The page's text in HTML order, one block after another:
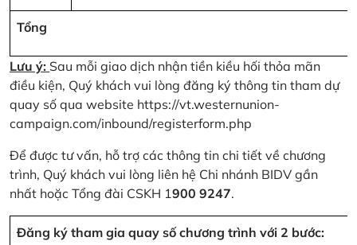
Tổng
Lưu ý: Sau mỗi giao dịch nhận tiền kiều hối thỏa mãn
điều kiện, Quý khách vui lòng đăng ký thông tin tham dự
quay số qua website https://vt.westernunion-
campaign.com/inbound/registerform.php
Để được tư vấn, hỗ trợ các thông tin chi tiết về chương
trình, Quý khách vui lòng liên hệ Chi nhánh BIDV gần
nhất hoặc Tổng đài CSKH 1900 9247.
Đăng ký tham gia quay số chương trình với 2 bước: